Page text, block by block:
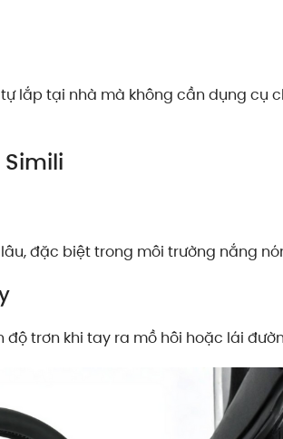
lắp tại nhà mà không cần dụng cụ
đặc biệt trong môi trường nắng
trơn khi tay ra mồ hôi hoặc lái